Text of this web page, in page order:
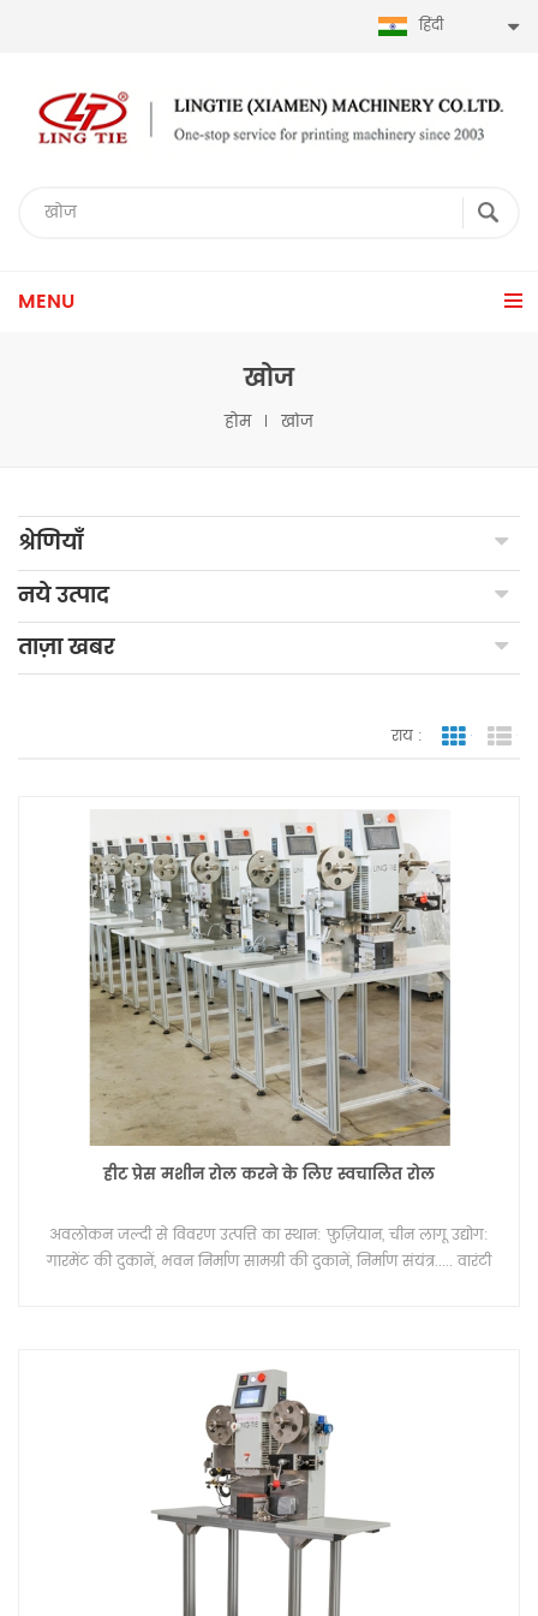
हिंदी
MENU
खोज
होम खोज
श्रेणियाँ
नये उत्पाद
ताज़ा खबर
राय : जाली
हीट प्रेस मशीन रोल करने के लिए स्वचालित रोल
अवलोकन जल्दी से विवरण उत्पत्ति का स्थान: फ़ुज़ियान, चीन लागू उद्योग:
गारमेंट की दुकानें, भवन निर्माण सामग्री की दुकानें, निर्माण संयंत्र..... वारंटी
बाद सेवा प्रदान की: फ्री स्पेयर पार्ट्स, फील्ड इंस्टालेशन, कमीशनिंग और
ट्रेनिंग... उपयोग: लोगो लेबल गर्मी हस्तांतरण मुद्रणs पीड: 0-3600 मशीन
का आकार: L680*W400*H745mm वज़न: 80 किग्रा कार्य तालिका
आकार: L1230 * W400 * H1500mm मुद्रण आकार: 100*100mm
पैकेजिंग & डिलिवरी बिक्री इकाइयाँ: एकल वस्तु एकल पैकेज का आकार:
150X50X150 सेमी एकल सकल वजन: 130.0 किग्रा पैकेज का प्रकार:
समुद्री परिवहन के लिए लकड़ी के बक्से समय सीमा: उन्नत भुगतान के 15
दिन बाद। विडियो का विवरण परिधान निर्माताओं, टी-शर्ट लेबल और परिधान
टैग में सिलने के विकल्प की तलाश में हैं टैगलेस केयर लेबलिंग में परिवर्तित
हो गया है, जिससे उपभोक्ता अपने कपड़ों में अधिक सहज महसूस कर सकता